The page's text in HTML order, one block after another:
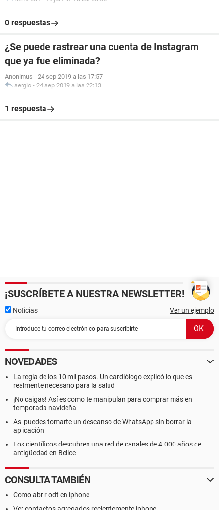
0 respuestas
¿Se puede rastrear una cuenta de Instagram
que ya fue eliminada?
Anonimus - 24 sep 2019 a las 17:57
sergio - 24 sep 2019 a las 22:13
1 respuesta
¡SUSCRÍBETE A NUESTRA NEWSLETTER!
Noticias Ver un ejemplo
NOVEDADES
La regla de los 10 mil pasos. Un cardiólogo explicó lo que es
realmente necesario para la salud
¡No caigas! Así es como te manipulan para comprar más en
temporada navideña
Así puedes tomarte un descanso de WhatsApp sin borrar la
aplicación
Los científicos descubren una red de canales de 4.000 años de
antigüedad en Belice
CONSULTA TAMBIÉN
Como abrir odt en iphone